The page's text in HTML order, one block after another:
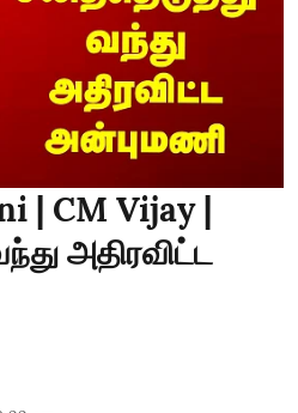
| CM Vijay |
அதிரவிட்ட